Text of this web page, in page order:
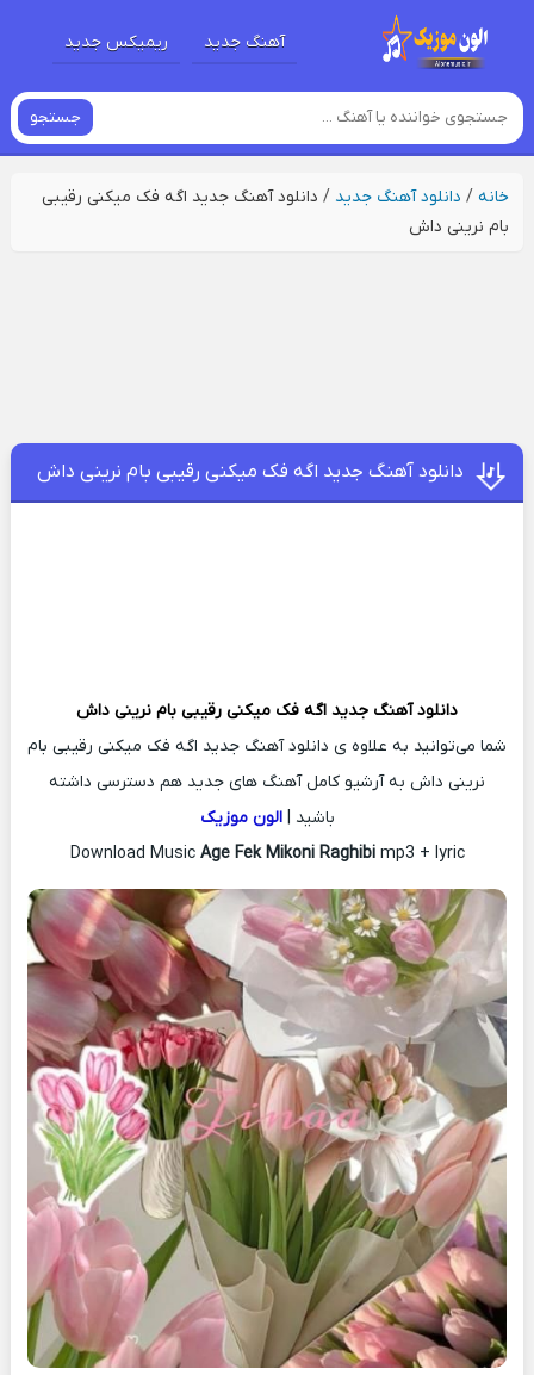
آهنگ جدید ریمیکس جدید
جستجو
خانه/ دانلود آهنگ جدید / دانلود آهنگ جدید اگه فک میکنی رقیبی
بام نرینی داش
دانلود آهنگ جدید اگه فک میکنی رقیبی بام نرینی داش
دانلود آهنگ جدید اگه فک میکنی رقیبی بام نرینی داش
شما می‌توانید به علاوه ی دانلود آهنگ جدید اگه فک میکنی رقیبی بام
نرینی داش به آرشیو کامل آهنگ های جدید هم دسترسی داشته
باشید |الون موزیک
Download Music Age Fek Mikoni Raghibi mp3 + lyric